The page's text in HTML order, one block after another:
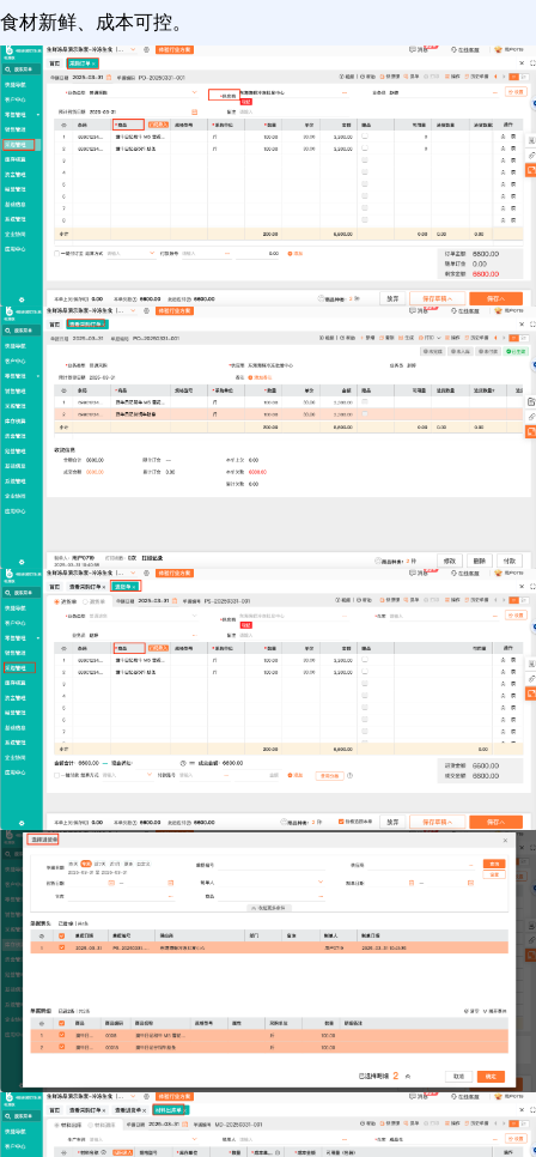
食材新鲜、成本可控。